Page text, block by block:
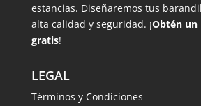
estancias. Diseñaremos tus
alta calidad y seguridad. ¡Obtén un
gratis!
LEGAL
Términos y Condiciones